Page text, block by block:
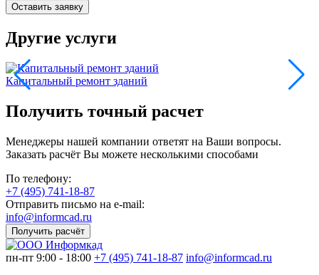
Оставить заявку
Другие услуги
Капитальный ремонт зданий
Получить точный расчет
Менеджеры нашей компании ответят на Ваши вопросы.
Заказать расчёт Вы можете несколькими способами
По телефону:
+7 (495) 741-18-87
Отправить письмо на e-mail:
info@informcad.ru
Получить расчёт
пн-пт 9:00 - 18:00 +7 (495) 741-18-87 info@informcad.ru